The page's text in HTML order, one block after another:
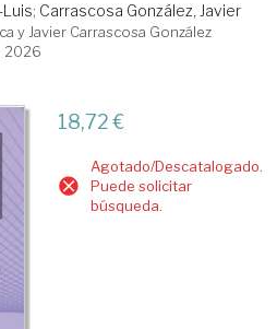
; Carrascosa González, Javier
y Javier Carrascosa González
2026
18,72 €
Agotado/Descatalogado.
Puede solicitar
búsqueda.